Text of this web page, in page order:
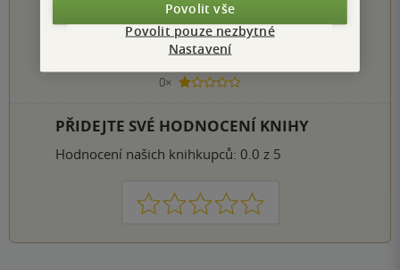
78×
5 hvězdiček
9×
4 hvězdičky
6×
3 hvězdičky
0×
1 hvezdička
PŘIDEJTE SVÉ HODNOCENÍ KNIHY
Hodnocení našich knihkupců: 0.0 z 5
1 2 3 4 5
Povolit vše
Povolit pouze nezbytné
Nastavení